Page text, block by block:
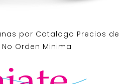
por Catalogo Precios de
Orden Minima